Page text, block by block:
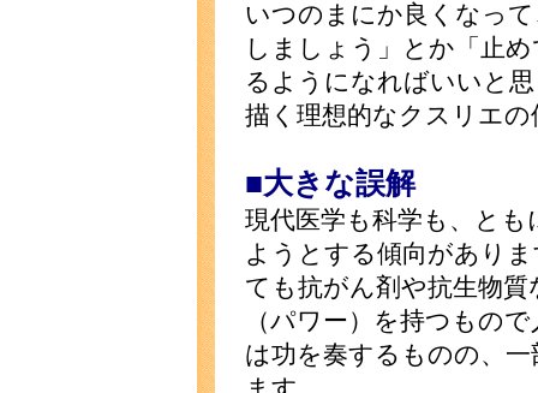
いつのまにか良くなっ
しましょう」とか「止
るようになればいいと
描く理想的なクスリエ
■大きな誤解
現代医学も科学も、と
ようとする傾向があり
ても抗がん剤や抗生物
（パワー）を持つもの
は功を奏するものの、